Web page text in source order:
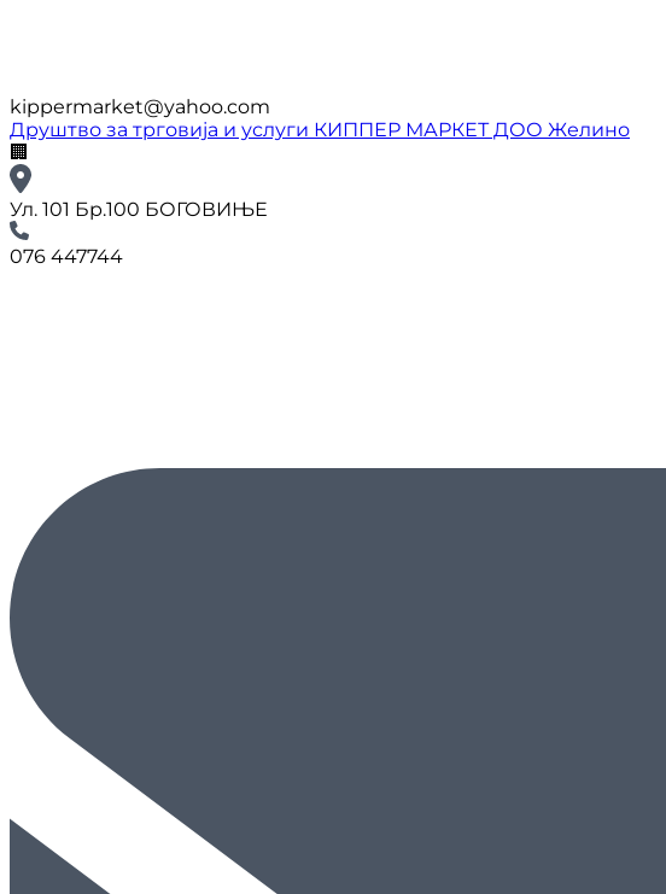
kippermarket@yahoo.com
Друштво за трговија и услуги КИППЕР МАРКЕТ ДОО Желино
🏢
Ул. 101 Бр.100 БОГОВИЊЕ
076 447744